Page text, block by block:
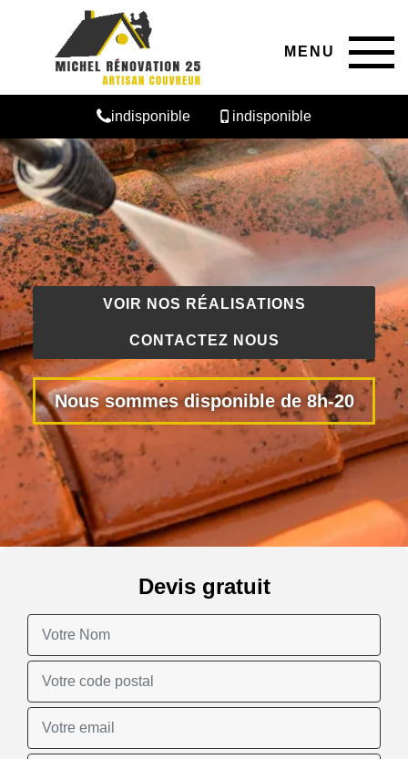
MENU
indisponible indisponible
VOIR NOS RÉALISATIONS
CONTACTEZ NOUS
Nous sommes disponible de 8h-20
Devis gratuit